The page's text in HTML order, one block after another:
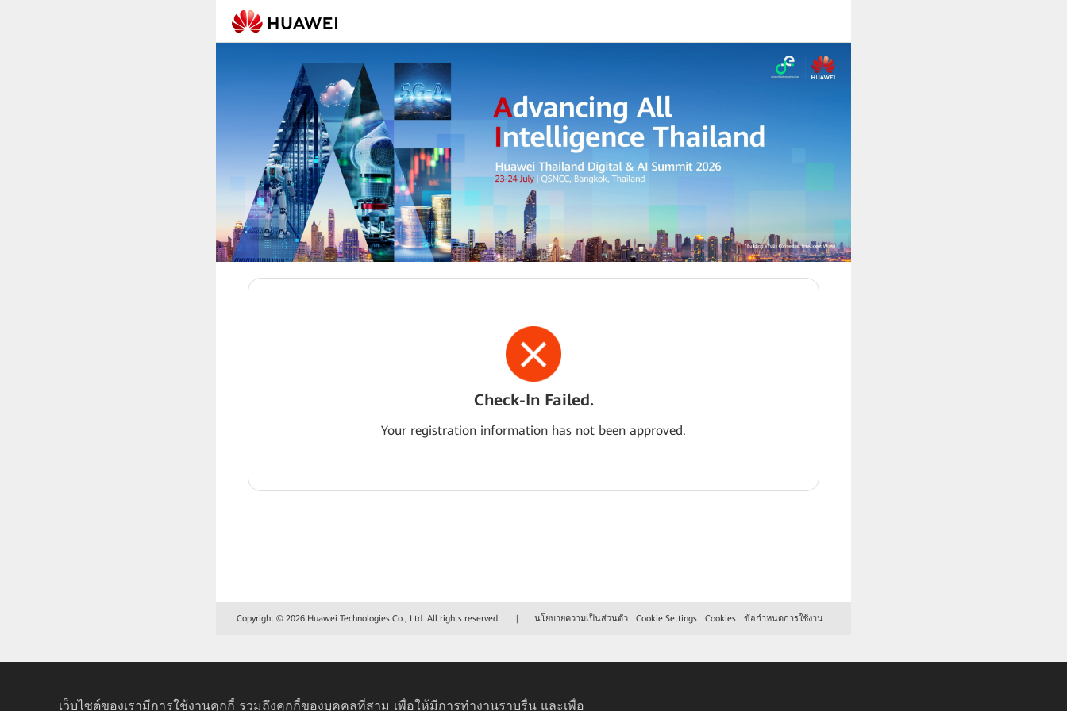
Check-In Failed.
Your registration information has not been approved.
Copyright © 2026 Huawei Technologies Co., Ltd. All rights reserved. | นโยบายความเป็นส่วนตัว Cookie Settings Cookies ข้อกำหนดการใช้งาน
เว็บไซต์ของเรามีการใช้งานคุกกี้ รวมถึงคุกกี้ของบุคคลที่สาม เพื่อให้มีการทำงานราบรื่น และเพื่อ